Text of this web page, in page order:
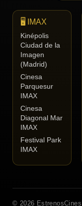
🖥️ IMAX
Kinépolis
Ciudad de la
Imagen
(Madrid)
Cinesa
Parquesur
IMAX
Cinesa
Diagonal Mar
IMAX
Festival Park
IMAX
© 2026